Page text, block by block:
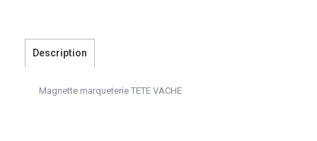
Description
Magnette marqueterie TETE VACHE